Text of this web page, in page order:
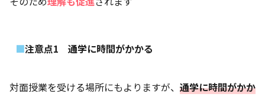
注意点1 通学に時間がかかる
対面授業を受ける場所にもよりますが、 通学に時間がかか